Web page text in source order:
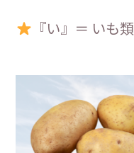
『い』＝ いも類